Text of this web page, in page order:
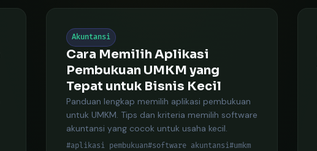
Akuntansi
Cara Memilih Aplikasi
Pembukuan UMKM yang
Tepat untuk Bisnis Kecil
Panduan lengkap memilih aplikasi pembukuan
untuk UMKM. Tips dan kriteria memilih software
akuntansi yang cocok untuk usaha kecil.
#aplikasi pembukuan#software akuntansi#umkm